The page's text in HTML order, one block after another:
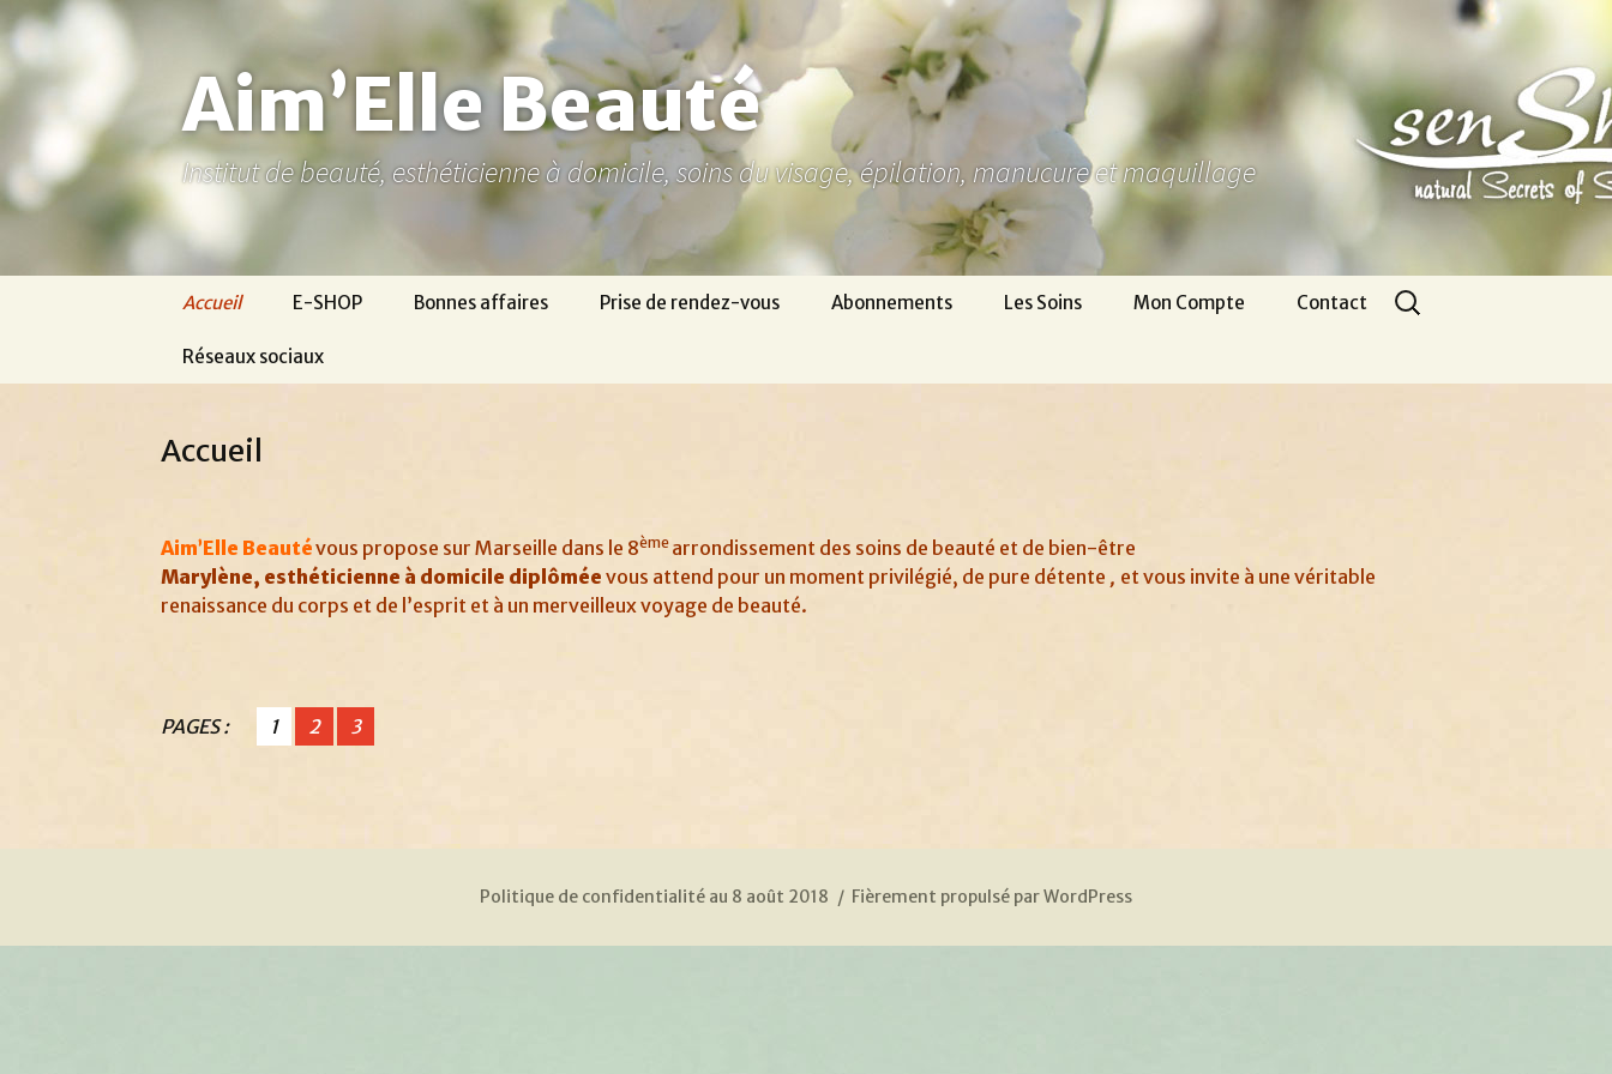
Aller
au
contenu
Aim’Elle Beauté
Institut de beauté, esthéticienne à domicile, soins du visage, épilation, manucure et maquillage
Accueil E-SHOP Bonnes affaires Prise de rendez-vous Abonnements Les Soins Mon Compte Contact
Réseaux sociaux
Rechercher :
Accueil
Aim’Elle Beautévous propose sur Marseille dans le 8ème arrondissement des soins de beauté et de bien-être
Marylène, esthéticienne à domicile diplômée vous attend pour un moment privilégié, de pure détente , et vous invite à une véritable
renaissance du corps et de l’esprit et à un merveilleux voyage de beauté.
PAGES : 1 2 3
Politique de confidentialité au 8 août 2018 Fièrement propulsé par WordPress